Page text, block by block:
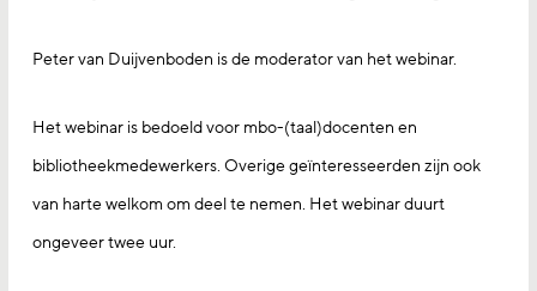
Peter van Duijvenboden is de moderator van het webinar.
Het webinar is bedoeld voor mbo-(taal)docenten en
bibliotheekmedewerkers. Overige geïnteresseerden zijn ook
van harte welkom om deel te nemen. Het webinar duurt
ongeveer twee uur.